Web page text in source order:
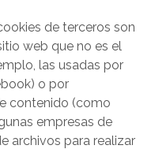
de terceros son
web que no es el
las usadas por
o por
contenido (como
empresas de
archivos para realizar